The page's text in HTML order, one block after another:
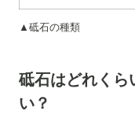
▲砥石の種類
砥石はどれくら
い？